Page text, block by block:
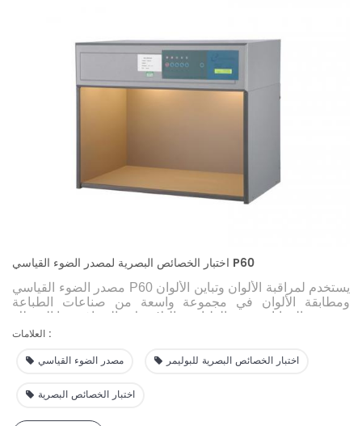
اختبار الخصائص البصرية لمصدر الضوء القياسي P60
مصدر الضوء القياسي P60 يستخدم لمراقبة الألوان وتباين الألوان
ومطابقة الألوان في مجموعة واسعة من صناعات الطباعة
العلامات :
مصدر الضوء القياسي
اختبار الخصائص البصرية للبوليمر
اختبار الخصائص البصرية